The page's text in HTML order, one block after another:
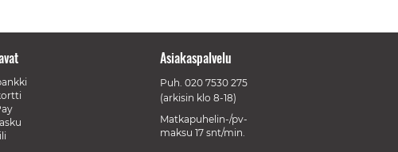
Asiakaspalvelu
Puh. 020 7530 275
(arkisin klo 8-18)
Matkapuhelin-/pv-
maksu 17 snt/min.